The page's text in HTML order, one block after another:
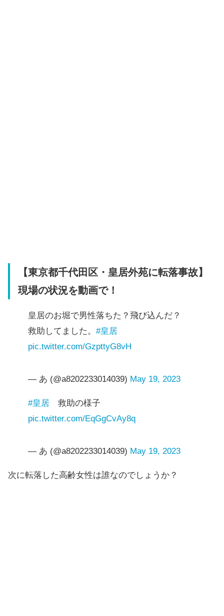
【東京都千代田区・皇居外苑に転落事故】
現場の状況を動画で！
皇居のお堀で男性落ちた？飛び込んだ？
救助してました。 #皇居
pic.twitter.com/GzpttyG8vH
— あ (@a8202233014039) May 19, 2023
#皇居 救助の様子
pic.twitter.com/EqGgCvAy8q
— あ (@a8202233014039) May 19, 2023
次に転落した高齢女性は誰なのでしょうか？